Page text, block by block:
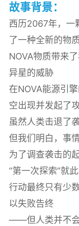
故事背景：
西历2067年，一
了一种全新的物
NOVA物质带来
异星的威胁
在NOVA能源引
空出现并发起了
虽然人类击退了
但我们明白，事
为了调查袭击的
“第一次探索”就
行动最终只有少
以失败告终
——但人类并不